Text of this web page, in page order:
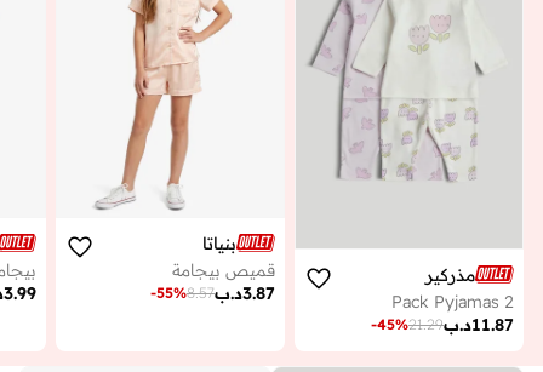
مذركير
2 Pack Pyjamas
د.ب11.87
21.29
-45%
بنياتا
قميص بيجامة
د.ب3.87
8.57
-55%
3.99